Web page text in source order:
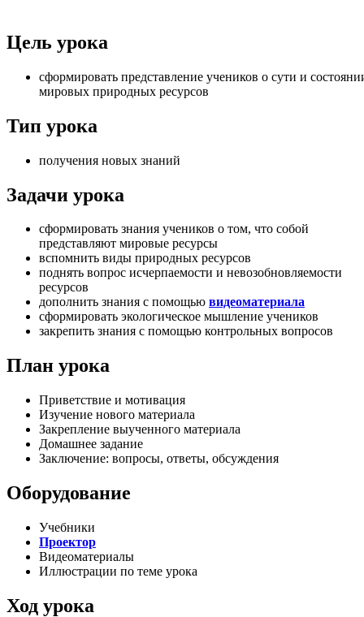
Цель урока
сформировать представление учеников о сути и
мировых природных ресурсов
Тип урока
получения новых знаний
Задачи урока
сформировать знания учеников о том, что собой
представляют мировые ресурсы
вспомнить виды природных ресурсов
поднять вопрос исчерпаемости и невозобновляемости
ресурсов
дополнить знания с помощью видеоматериала
сформировать экологическое мышление учеников
закрепить знания с помощью контрольных вопросов
План урока
Приветствие и мотивация
Изучение нового материала
Закрепление выученного материала
Домашнее задание
Заключение: вопросы, ответы, обсуждения
Оборудование
Учебники
Проектор
Видеоматериалы
Иллюстрации по теме урока
Ход урока